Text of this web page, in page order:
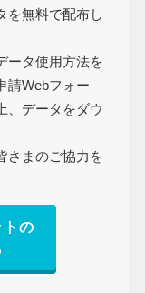
を無料で配布し
ータ使用方法を
請Webフォー
、データをダウ
さまのご協力を
の